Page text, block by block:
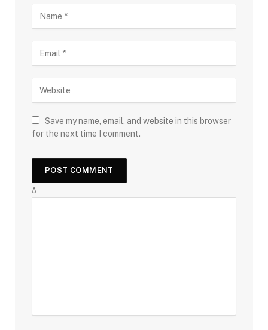
Save my name, email, and website in this browser
for the next time I comment.
Δ